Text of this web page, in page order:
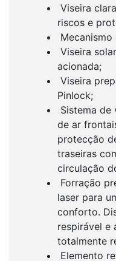
Viseira
riscos e
Viseira
acionada;
Viseira
Pinlock;
Sistema de
de ar
protecção
traseiras
circulação
Forração
laser para
conforto.
respirável e
totalmente
Elemento